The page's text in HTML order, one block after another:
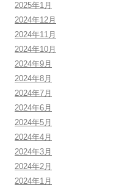
2025年1月
2024年12月
2024年11月
2024年10月
2024年9月
2024年8月
2024年7月
2024年6月
2024年5月
2024年4月
2024年3月
2024年2月
2024年1月